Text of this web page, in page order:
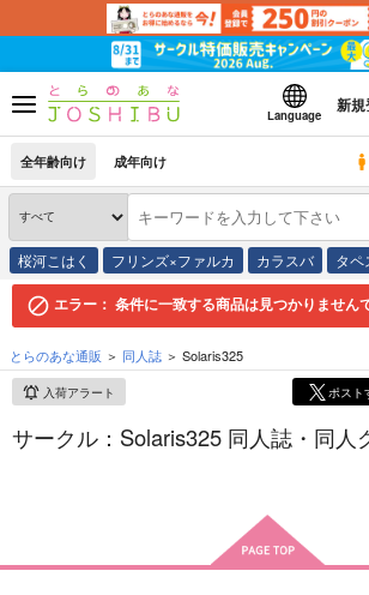
Language
新
全年齢向け 成年向け
桜河こはく フリンズ×ファルカ カラスバ タペ
エラー： 条件に一致する商品は見つかりません
とらのあな通販 同人誌 Solaris325
入荷アラート ポスト
サークル：Solaris325 同人誌・同人